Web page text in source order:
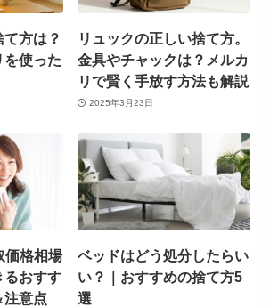
方は？
を使った
リュックの正しい捨て方。
金具やチャックは？メルカ
リで賢く手放す方法も解説
2025年3月23日
価格相場
るおすす
注意点
ベッドはどう処分したらい
い？｜おすすめの捨て方5
選